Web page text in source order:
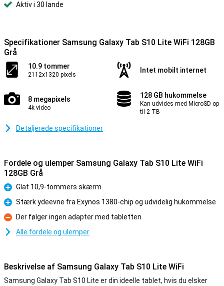
Aktiv i 30 lande
Specifikationer Samsung Galaxy Tab S10 Lite WiFi 128GB
Grå
10.9 tommer
2112x1320 pixels
Intet mobilt internet
8 megapixels
4k video
128 GB hukommelse
Kan udvides med MicroSD op
til 2 TB
Detaljerede specifikationer
Fordele og ulemper Samsung Galaxy Tab S10 Lite WiFi
128GB Grå
Fordele
Glat 10,9-tommers skærm
Fordele
Stærk ydeevne fra Exynos 1380-chip og udvidelig hukommelse
Ulemper
Der følger ingen adapter med tabletten
Alle fordele og ulemper
Beskrivelse af Samsung Galaxy Tab S10 Lite WiFi
Samsung Galaxy Tab S10 Lite er din ideelle tablet, hvis du elsker